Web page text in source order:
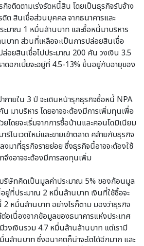
จติดตามเร่งรัดหนี้สิน โดยเป็นธุรกิจรับจ้าง
ดิต สินเชื่อส่วนบุคคล จากธนาคารและ
มาณ 1 หมื่นล้านบาท และซื้อหนี้มาบริหาร
บาท ส่วนที่เหลือจะเป็นการปล่อยสินเชื่อ
อยสินเชื่อไปประมาณ 200 คัน วงเงิน 3.5
ดอกเบี้ยจะอยู่ที่ 4.5-13% ขึ้นอยู่กับอายุของ
ายใน 3 ปี จะเดินหน้ารุกธุรกิจซื้อหนี้ NPA
มาบริหาร โดยอาจจะต้องมีการเพิ่มทุนเพื่อ
โดยจะเริ่มจากการซื้อบ้านและคอนโดมิเนียม
รีโนเวตใหม่และขายเข้าตลาด คล้ายกับธุรกิจ
มาที่ธุรกิจรายย่อย ซึ่งธุรกิจนี้อาจจะต้องใช้
งอาจจะต้องมีการลงทุนเพิ่ม
ริษัทคิดเป็นมูลค่าประมาณ 5% ของก้อนมูล
ที่ประมาณ 2 หมื่นล้านบาท เงินที่ใช้ซื้อจะ
หมื่นล้านบาท อย่างไรก็ตาม มองว่าธุรกิจ
อเนื่องจากข้อมูลของธนาคารแห่งประเทศ
วงเงินรวม 4.7 หมื่นล้านล้านบาท แต่เรามี
ล้านบาท ซึ่งอนาคตก็น่าจะโตได้อีกมาก และ